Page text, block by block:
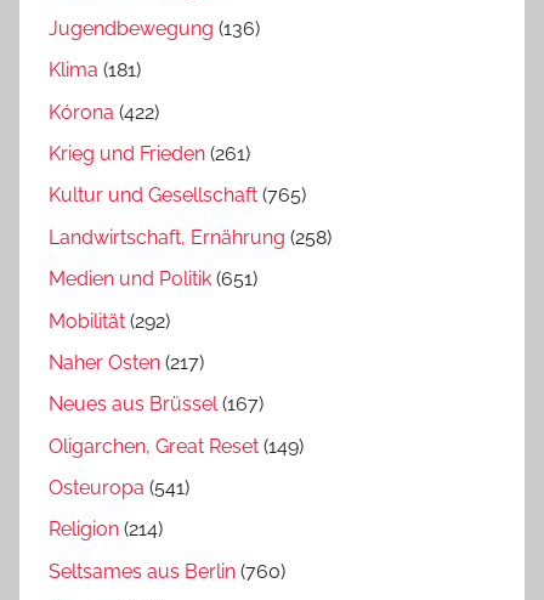
Jugendbewegung (136)
Klima (181)
Kórona (422)
Krieg und Frieden (261)
Kultur und Gesellschaft (765)
Landwirtschaft, Ernährung (258)
Medien und Politik (651)
Mobilität (292)
Naher Osten (217)
Neues aus Brüssel(167)
Oligarchen, Great Reset (149)
Osteuropa (541)
Religion (214)
Seltsames aus Berlin (760)